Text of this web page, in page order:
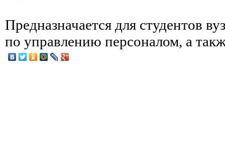
Предназначается для студентов
по управлению персоналом, а